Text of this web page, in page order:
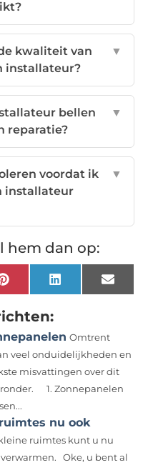
kwaliteit van
installateur?
▼
bellen
reparatie?
▼
voordat ik
installateur
▼
hem dan op:
PinterestLinkedInEmail
Omtrent
veel onduidelijkheden en
misvattingen over dit
1. Zonnepanelen
nu ook
ruimtes kunt u nu
Oke, u bent al